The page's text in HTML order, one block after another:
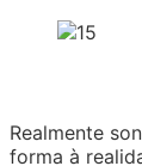
Realmente
forma à